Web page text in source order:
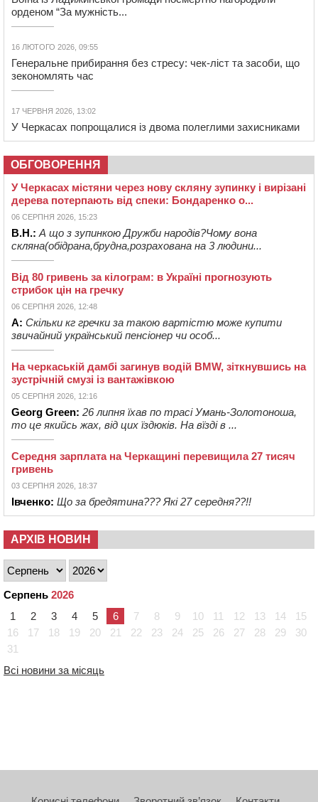
орденом “За мужність...
16 ЛЮТОГО 2026, 09:55
Генеральне прибирання без стресу: чек-ліст та засоби, що
зекономлять час
17 ЧЕРВНЯ 2026, 13:02
У Черкасах попрощалися із двома полеглими захисниками
ОБГОВОРЕННЯ
У Черкасах містяни через нову скляну зупинку і вирізані
дерева потерпають від спеки: Бондаренко о...
06 СЕРПНЯ 2026, 15:23
В.Н.: А що з зупинкою Дружби народів?Чому вона
скляна(обідрана,брудна,розрахована на 3 людини...
Від 80 гривень за кілограм: в Україні прогнозують
стрибок цін на гречку
06 СЕРПНЯ 2026, 12:48
А: Скільки кг гречки за такою вартістю може купити
звичайний український пенсіонер чи особ...
На черкаській дамбі загинув водій BMW, зіткнувшись на
зустрічній смузі із вантажівкою
05 СЕРПНЯ 2026, 12:16
Georg Green: 26 липня їхав по трасі Умань-Золотоноша,
то це якийсь жах, від цих їздюків. На вїзді в ...
Середня зарплата на Черкащині перевищила 27 тисяч
гривень
03 СЕРПНЯ 2026, 18:37
Івченко: Що за бредятина??? Які 27 середня??!!
АРХІВ НОВИН
Серпень 2026
1
2 3 4 5 6 7 8 9 10 11 12 13 14
15
16
17 18 19 20 21 22 23 24 25 26 27 28 29
30
31
Всі новини за місяць